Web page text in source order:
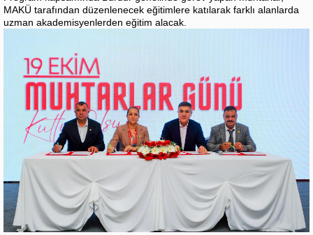
MAKÜ tarafından düzenlenecek eğitimlere katılarak farklı alanlarda
uzman akademisyenlerden eğitim alacak.